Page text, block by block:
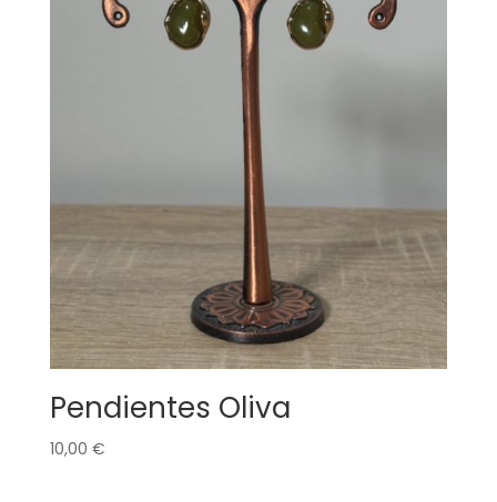
Pendientes Oliva
10,00 €